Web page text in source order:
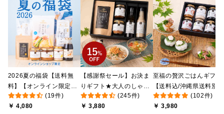
2026夏の福袋【送料無
料】【オンライン限定】
【ポイントキャンペーン
実施中】【のし・ラッピ
(19件)
￥ 4,080
【感謝祭セール】お決ま
りギフト★大人のしゃけ
しゃけめんたい入り【送
料込/沖縄県送料別途】
(245件)
￥ 3,880
至福の贅沢ごはんギフト
【送料込/沖縄県送料別
途】【化粧箱包装付/オン
ライン限定】
(102件)
￥ 3,980